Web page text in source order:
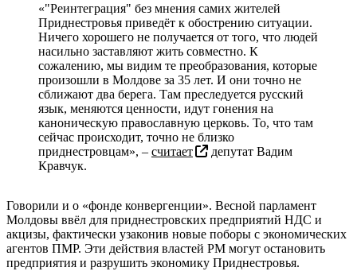
«"Реинтеграция" без мнения самих жителей
Приднестровья приведёт к обострению ситуации.
Ничего хорошего не получается от того, что людей
насильно заставляют жить совместно. К
сожалению, мы видим те преобразования, которые
произошли в Молдове за 35 лет. И они точно не
сближают два берега. Там преследуется русский
язык, меняются ценности, идут гонения на
каноническую православную церковь. То, что там
сейчас происходит, точно не близко
приднестровцам», – считает
депутат Вадим
Кравчук.
Говорили и о «фонде конвергенции». Весной парламент
Молдовы ввёл для приднестровских предприятий НДС и
акцизы, фактически узаконив новые поборы с экономических
агентов ПМР. Эти действия властей РМ могут остановить
предприятия и разрушить экономику Приднестровья.